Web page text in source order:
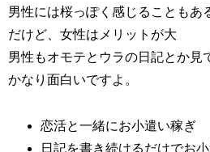
男性には桜っぽく感じることもあ
だけど、女性はメリットが大
男性もオモテとウラの日記とか見
かなり面白いですよ。
恋活と一緒にお小遣い稼ぎ
日記を書き続けるだけでお